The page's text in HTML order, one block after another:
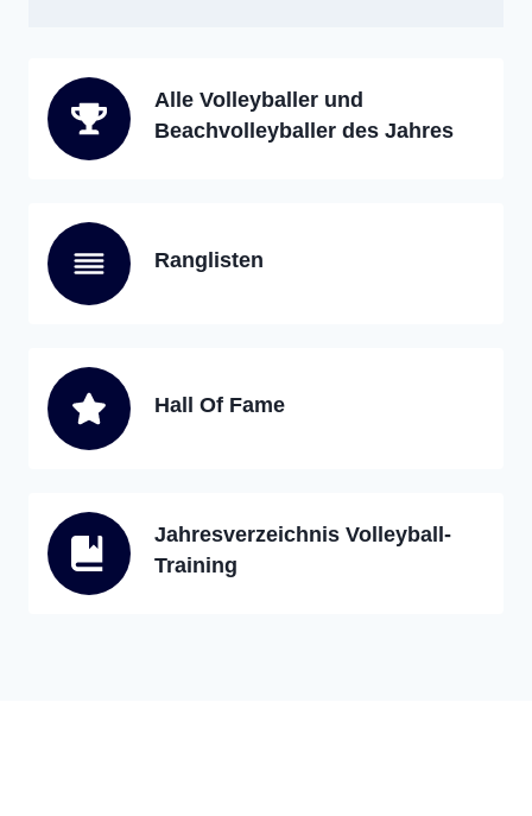
Alle Volleyballer und
Beachvolleyballer des Jahres
Ranglisten
Hall Of Fame
Jahresverzeichnis Volleyball-
Training